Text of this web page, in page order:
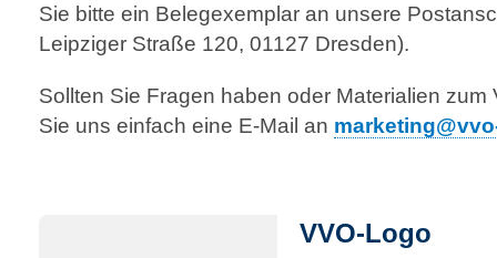
Sie bitte ein Belegexemplar an unsere
Leipziger Straße 120, 01127 Dresden).
Sollten Sie Fragen haben oder Materialien
Sie uns einfach eine E-Mail an
VVO-Logo